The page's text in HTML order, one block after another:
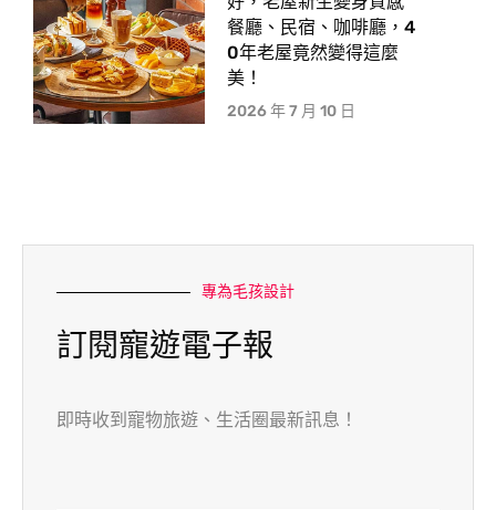
餐廳、民宿、咖啡廳，4
0年老屋竟然變得這麼
美！
2026 年 7 月 10 日
專為毛孩設計
訂閱寵遊電子報
即時收到寵物旅遊、生活圈最新訊息！